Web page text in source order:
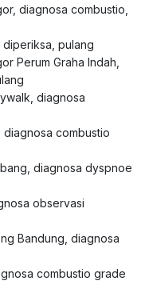
diagnosa combustio,
diperiksa, pulang
Perum Graha Indah,
diagnosa
diagnosa combustio
diagnosa dyspnoe
observasi
Bandung, diagnosa
combustio grade